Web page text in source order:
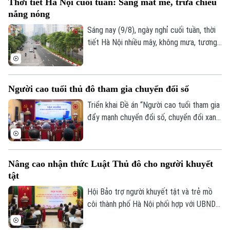
Chuyên mục
Thời sự
Hà Nội
Hà Nội
tháng 4 đến tháng 6, Việt Nam đã tăng
lên vị trí thứ tư trong nhóm những điểm
đến châu Á được tìm kiếm nhiều nhất.
Thời tiết Hà Nội cuối tuần: Sáng mát mẻ, trưa chiều
nắng nóng
Sáng nay (9/8), ngày nghỉ cuối tuần, thời
tiết Hà Nội nhiều mây, không mưa, tương
Người cao tuổi thủ đô tham gia chuyển đổi số
Triển khai Đề án “Người cao tuổi tham gia
đẩy mạnh chuyển đổi số, chuyển đổi xanh,
hội viên người cao tuổi trên địa bàn một
Nâng cao nhận thức Luật Thủ đô cho người khuyết
tật
Hội Bảo trợ người khuyết tật và trẻ mồ
côi thành phố Hà Nội phối hợp với UBND